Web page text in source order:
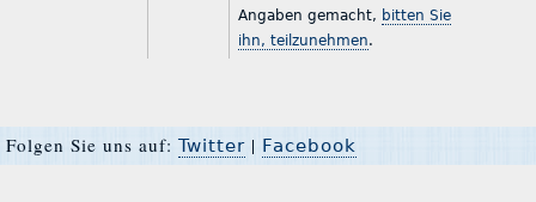
Angaben gemacht, bitten Sie
ihn, teilzunehmen.
Folgen Sie uns auf: Twitter | Facebook